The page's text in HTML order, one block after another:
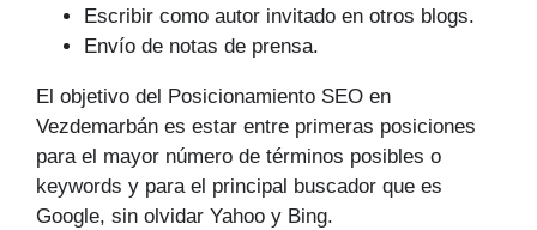
Escribir como autor invitado en otros blogs.
Envío de notas de prensa.
El objetivo del Posicionamiento SEO en
Vezdemarbán es estar entre primeras posiciones
para el mayor número de tér­minos posibles o
keywords y para el principal buscador que es
Google, sin olvidar Yahoo y Bing.